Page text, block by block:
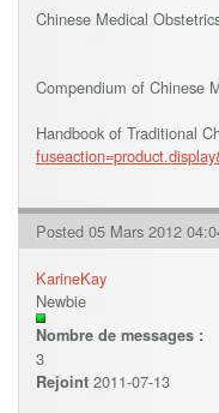
Chinese Medical
Compendium of Chinese
Handbook of Traditional
Posted 05 Mars 2012
KarineKay
Newbie
Nombre de messages :
3
Rejoint 2011-07-13